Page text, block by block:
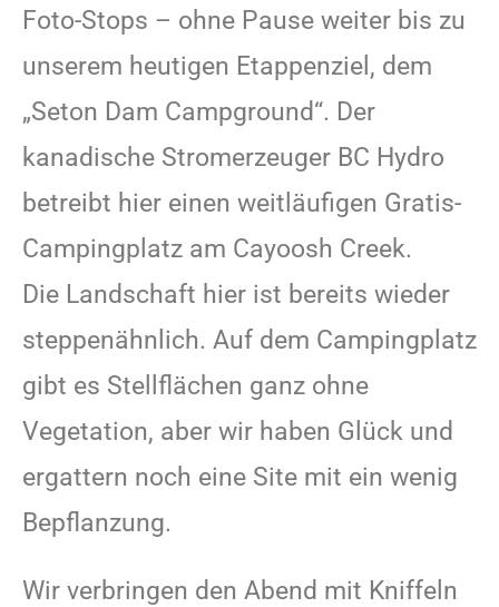
Foto-Stops – ohne Pause weiter bis zu
unserem heutigen Etappenziel, dem
„Seton Dam Campground“. Der
kanadische Stromerzeuger BC Hydro
betreibt hier einen weitläufigen Gratis-
Campingplatz am Cayoosh Creek.
Die Landschaft hier ist bereits wieder
steppenähnlich. Auf dem Campingplatz
gibt es Stellflächen ganz ohne
Vegetation, aber wir haben Glück und
ergattern noch eine Site mit ein wenig
Bepflanzung.
Wir verbringen den Abend mit Kniffeln